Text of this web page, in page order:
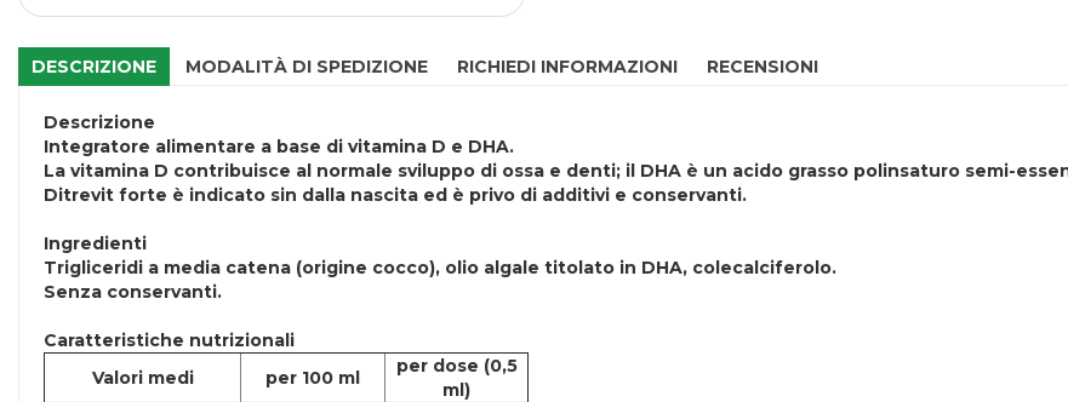
DESCRIZIONE MODALITÀ DI SPEDIZIONE RICHIEDI INFORMAZIONI RECENSIONI
Descrizione
Integratore alimentare a base di vitamina D e DHA.
La vitamina D contribuisce al normale sviluppo di ossa e denti; il DHA è un acido grasso polinsaturo semi-
Ditrevit forte è indicato sin dalla nascita ed è privo di additivi e conservanti.
Ingredienti
Trigliceridi a media catena (origine cocco), olio algale titolato in DHA, colecalciferolo.
Senza conservanti.
Caratteristiche nutrizionali
Valori medi
per 100 ml
per dose (0,5
ml)